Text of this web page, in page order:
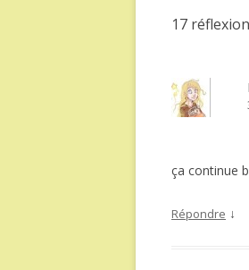
17
ça continue
Répondre ↓